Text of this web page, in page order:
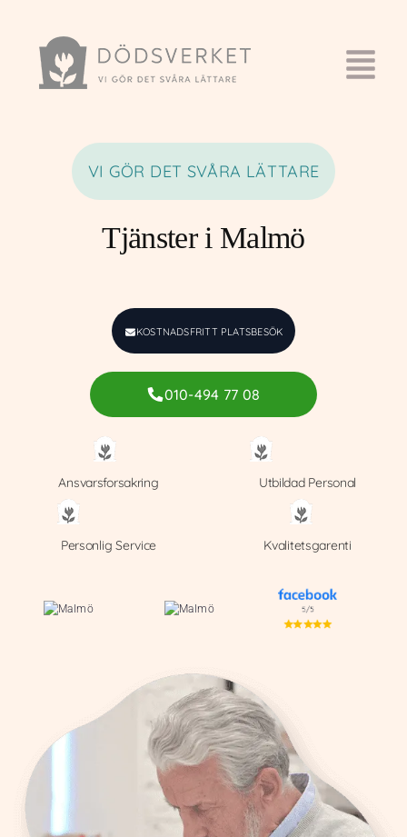
VI GÖR DET SVÅRA LÄTTARE
Tjänster i Malmö
KOSTNADSFRITT PLATSBESÖK
010-494 77 08
Ansvarsforsakring Utbildad Personal
Personlig Service Kvalitetsgarenti